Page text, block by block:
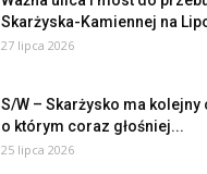
Skarżyska-Kamiennej na
27 lipca 2026
S/W – Skarżysko ma kolejny
o którym coraz głośniej...
25 lipca 2026